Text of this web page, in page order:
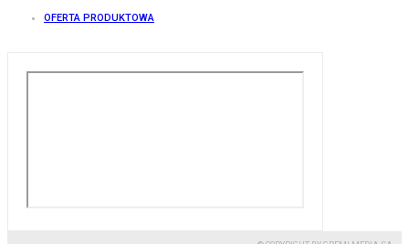
OFERTA PRODUKTOWA